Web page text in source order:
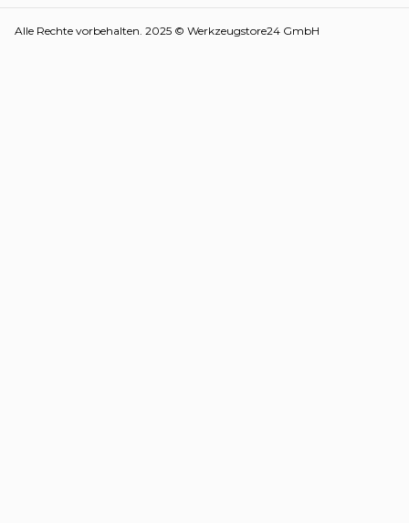
Alle Rechte vorbehalten. 2025 © Werkzeugstore24 GmbH